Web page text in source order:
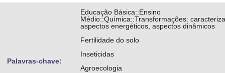
Palavras-chave:
Educação Básica::Ensino
Médio::Química::Transformações:
aspectos energéticos, aspectos dinâmicos
Fertilidade do solo
Inseticidas
Agroecologia